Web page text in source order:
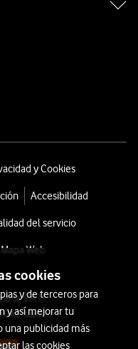
y Cookies
Accesibilidad
del servicio
Mapa Web
S.A.U.
Madrid
cookies
y de terceros para
y así mejorar tu
una publicidad más
las cookies